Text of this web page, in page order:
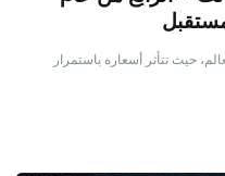
حيث تتأثر أسعاره باستمرار